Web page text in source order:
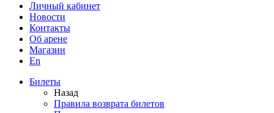
Личный кабинет
Новости
Контакты
Об арене
Магазин
En
Билеты
Назад
Правила возврата билетов